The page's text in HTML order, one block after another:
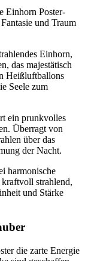
Einhorn Poster-
und Traum
Einhorn,
das majestätisch
Heißluftballons
Seele zum
ein prunkvolles
Überragt von
über das
der Nacht.
harmonische
kraftvoll strahlend,
und Stärke
die zarte Energie